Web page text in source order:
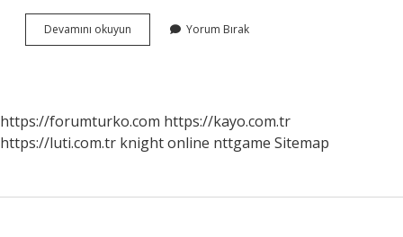
Devamını okuyun Mürdüm
Eriği
Yorum Bırak
https://forumturko.com https://kayo.com.tr
https://luti.com.tr knight online nttgame Sitemap